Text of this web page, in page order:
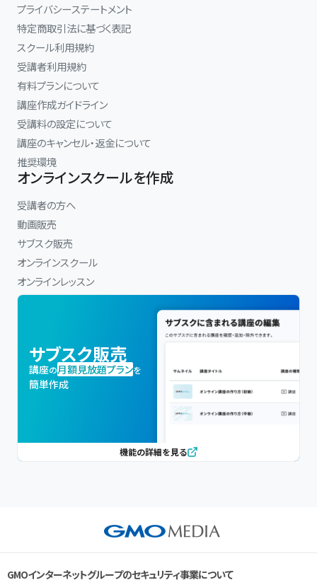
プライバシーステートメント
特定商取引法に基づく表記
スクール利用規約
受講者利用規約
有料プランについて
講座作成ガイドライン
受講料の設定について
講座のキャンセル・返金について
推奨環境
オンラインスクールを作成
受講者の方へ
動画販売
サブスク販売
オンラインスクール
オンラインレッスン
サブスク販売
講座の月額見放題プランを
簡単作成
機能の詳細を見る
GMOインターネットグループのセキュリティ事業について